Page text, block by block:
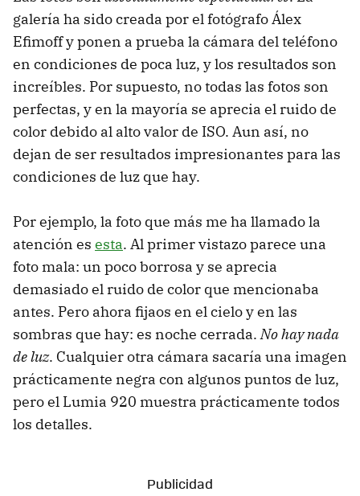
galería ha sido creada por el fotógrafo Álex
Efimoff y ponen a prueba la cámara del teléfono
en condiciones de poca luz, y los resultados son
increíbles. Por supuesto, no todas las fotos son
perfectas, y en la mayoría se aprecia el ruido de
color debido al alto valor de ISO. Aun así, no
dejan de ser resultados impresionantes para las
condiciones de luz que hay.
Por ejemplo, la foto que más me ha llamado la
atención es esta. Al primer vistazo parece una
foto mala: un poco borrosa y se aprecia
demasiado el ruido de color que mencionaba
antes. Pero ahora fijaos en el cielo y en las
sombras que hay: es noche cerrada.No hay nada
de luz. Cualquier otra cámara sacaría una imagen
prácticamente negra con algunos puntos de luz,
pero el Lumia 920 muestra prácticamente todos
los detalles.